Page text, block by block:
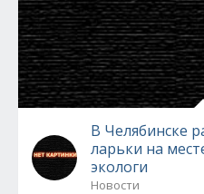
В Челябинске
ларьки на
экологи
Новости